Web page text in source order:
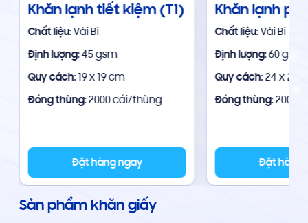
Khăn lạnh tiết kiệm (T1)
Chất liệu: Vải Bi
Định lượng:45 gsm
Quy cách: 19 x 19 cm
Đóng thùng:2000 cái/thùng
Đặt hàng ngay
Khăn lạnh
Chất liệu:Vải Bi
Định lượng:60 gsm
Quy cách:24 x 23
Đóng thùng: 2000
Đặt hàng
Sản phẩm khăn giấy